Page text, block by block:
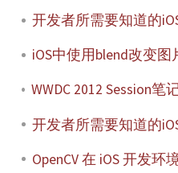
开发者所需要知道的
iOS中使用blend改变图
开发者所需要知道的
OpenCV 在 iOS 开发环